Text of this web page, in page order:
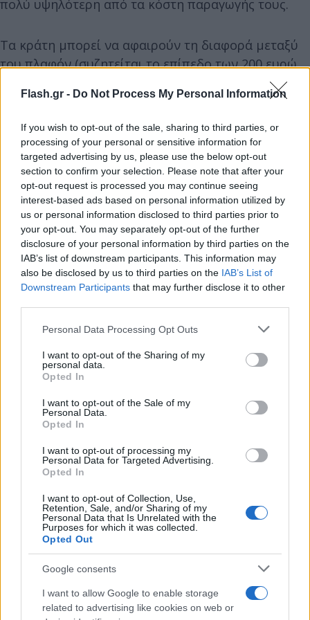
Flash.gr - Do Not Process My Personal Information
If you wish to opt-out of the sale, sharing to third parties, or
processing of your personal or sensitive information for
targeted advertising by us, please use the below opt-out
section to confirm your selection. Please note that after your
opt-out request is processed you may continue seeing
interest-based ads based on personal information utilized by
us or personal information disclosed to third parties prior to
your opt-out. You may separately opt-out of the further
disclosure of your personal information by third parties on the
IAB’s list of downstream participants. This information may
also be disclosed by us to third parties on the IAB’s List of
Downstream Participants that may further disclose it to other
Please note that this website/app uses one or more Google
not limited to your visit or usage behaviour. You may click to
grant or deny consent to Google and its third-party tags to
use your data for below specified purposes in below Google
consent section.
Personal Data Processing Opt Outs
I want to opt-out of the Sharing of my
personal data.
Opted In
I want to opt-out of the Sale of my
Personal Data.
Opted In
I want to opt-out of processing my
Personal Data for Targeted Advertising.
Opted In
I want to opt-out of Collection, Use,
Retention, Sale, and/or Sharing of my
Personal Data that Is Unrelated with the
Purposes for which it was collected.
Opted Out
Google consents
I want to allow Google to enable storage
related to advertising like cookies on web or
πολύ υψηλότερη από τα κόστη παραγωγής τους.
Τα κράτη μπορεί να αφαιρούν τη διαφορά μεταξύ
του πλαφόν (συζητείται το επίπεδο των 200 ευρώ
ανά μεγαβατώρα) και της τιμής της αγοράς και να
αναδιανέμουν τα «υπερκέρδη» σε ευάλωτα
νοικοκυριά και σε επιχειρήσεις.
«Η ιδέα έλαβε τεράστια υποστήριξη από τα κράτη»,
όμως «ο διάβολος βρίσκεται στις λεπτομέρειες,
πρέπει να αποφασιστεί το πλαφόν», τόνισε
ευρωπαίος διπλωμάτης. Βερολίνο και Παρίσι
πρότειναν αυτόν τον μηχανισμό.
Παράλληλα, η Ευρωπαϊκή Επιτροπή θέλει να
δημιουργηθεί «προσωρινό τέλος αλληλεγγύης»
στους παραγωγούς και στους διανομείς αερίου,
άνθρακα και πετρελαίου, που ευνοούνται από την
απογείωση των τιμών σε παγκόσμια κλίμακα.
ενεργειακούς ομίλους που καταγράφουν εξαιρετικά
κέρδη σε καιρό πολέμου», δήλωσε χθες Πέμπτη η
αυστριακή υπουργός Λεονόρε Γκέβεσλερ.
«Μη εποικοδομητική»
Μετά τη συμφωνία των 27 στα τέλη του Ιουλίου με
σκοπό να περιοριστεί η κατανάλωση αερίου στην
ΕΕ, η Κομισιόν προτείνει εξάλλου να οριστούν
«δεσμευτικοί στόχοι» για τη μείωση της ζήτησης
ηλεκτρισμού, με πτώση για κάθε κράτος μέλος